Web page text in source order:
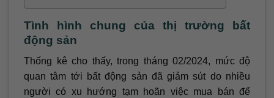
Tình hình chung của thị trường bất
động sản
Thống kê cho thấy, trong tháng 02/2024, mức độ
quan tâm tới bất động sản đã giảm sút do nhiều
người có xu hướng tạm hoãn việc mua bán để